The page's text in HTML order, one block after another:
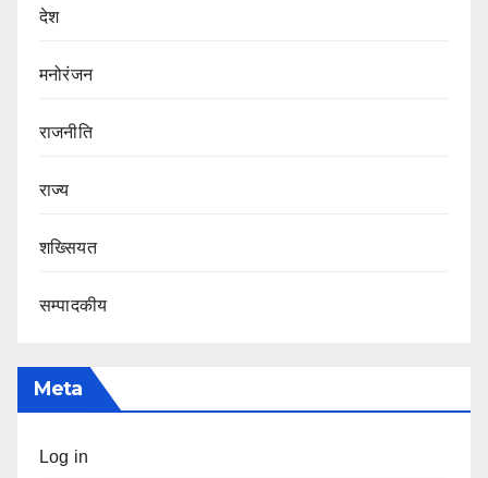
देश
मनोरंजन
राजनीति
राज्य
शख्सियत
सम्पादकीय
Meta
Log in